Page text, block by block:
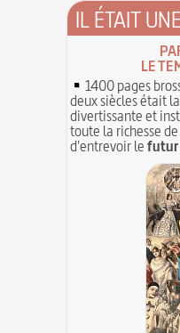
IL ÉTAIT
LE
1400 pages
deux siècles était
divertissante et
toute la richesse
d'entrevoir lefutur